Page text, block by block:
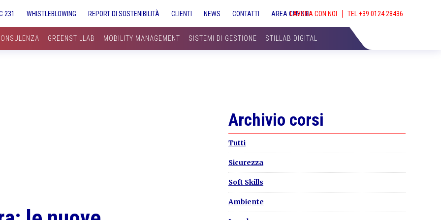
231 WHISTLEBLOWING REPORT DI SOSTENIBILITÀ CLIENTI NEWS CONTATTI AREA CLIENTILAVORA CON NOI
GREENSTILLAB MOBILITY MANAGEMENT SISTEMI DI GESTIONE STILLAB DIGITAL
Primary
Sidebar
Archivio corsi
Tutti
Sicurezza
Soft Skills
Ambiente